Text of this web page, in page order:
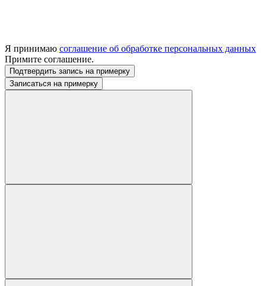
Я принимаю соглашение об обработке персональных данных
Примите соглашение.
Подтвердить запись на примерку
Записаться на примерку